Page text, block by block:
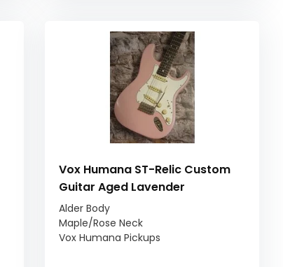
Vox Humana ST-Relic Custom
Guitar Aged Lavender
Alder Body
Maple/Rose Neck
Vox Humana Pickups